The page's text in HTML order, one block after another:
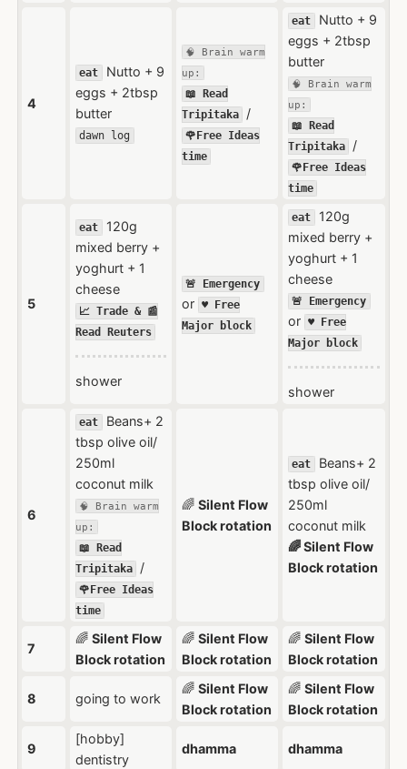
4
eat
Nutto + 9
eggs + 2tbsp
butter
dawn log
🧠 Brain warm
up:
📖 Read
Tripitaka
/
🌹Free Ideas
time
eat
Nutto + 9
eggs + 2tbsp
butter
🧠 Brain warm
up:
📖 Read
Tripitaka
/
🌹Free Ideas
time
5
eat
120g
mixed berry +
yoghurt + 1
cheese
📈 Trade & 📰
Read Reuters
shower
🚨 Emergency
or ♥️ Free
Major block
eat
120g
mixed berry +
yoghurt + 1
cheese
🚨 Emergency
or ♥️ Free
Major block
shower
6
eat
Beans+ 2
tbsp olive oil/
250ml
coconut milk
🧠 Brain warm
up:
📖 Read
Tripitaka
/
🌹Free Ideas
time
🌈 Silent Flow
Block rotation
eat
Beans+ 2
tbsp olive oil/
250ml
coconut milk
🌈 Silent Flow
Block rotation
7
🌈 Silent Flow
Block rotation
🌈 Silent Flow
Block rotation
🌈 Silent Flow
Block rotation
8 going to work
🌈 Silent Flow
Block rotation
🌈 Silent Flow
Block rotation
9
[hobby]
dentistry
dhamma dhamma